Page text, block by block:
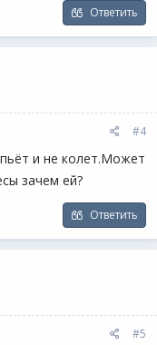
Ответить
#4
и не колет.Может
зачем ей?
Ответить
#5